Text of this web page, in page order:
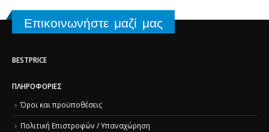
Επικοινωνήστε μαζί μας
BESTPRICE
ΠΛΗΡΟΦΟΡΊΕΣ
Όροι και προϋποθέσεις
Πολιτική Επιστροφών / Υπαναχώρηση